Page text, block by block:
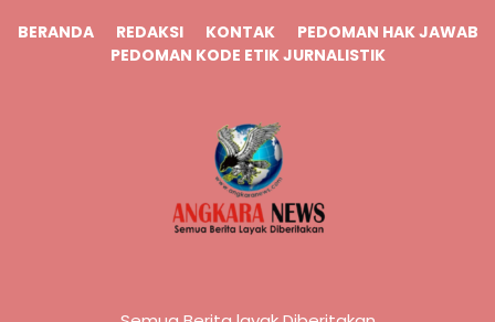
BERANDA REDAKSI KONTAK
PEDOMAN HAK JAWAB
PEDOMAN KODE ETIK JURNALISTIK